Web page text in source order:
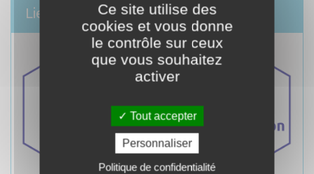
Liens utiles
Ce site utilise des
cookies et vous donne
le contrôle sur ceux
que vous souhaitez
activer
Tout accepter
Personnaliser
Politique de confidentialité